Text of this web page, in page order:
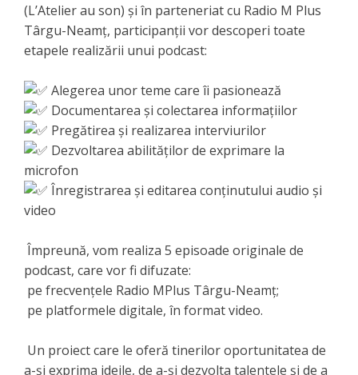
(L’Atelier au son) și în parteneriat cu Radio M Plus
Târgu-Neamț, participanții vor descoperi toate
etapele realizării unui podcast:
Alegerea unor teme care îi pasionează
Documentarea și colectarea informațiilor
Pregătirea și realizarea interviurilor
Dezvoltarea abilităților de exprimare la
microfon
Înregistrarea și editarea conținutului audio și
video
Împreună, vom realiza 5 episoade originale de
podcast, care vor fi difuzate:
pe frecvențele Radio MPlus Târgu-Neamț;
pe platformele digitale, în format video.
Un proiect care le oferă tinerilor oportunitatea de
a-și exprima ideile, de a-și dezvolta talentele și de a